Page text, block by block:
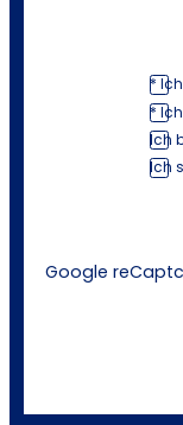
*
*
Ich
Ich
Google